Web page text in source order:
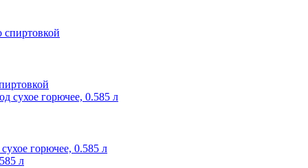
горючее, 0.585 л